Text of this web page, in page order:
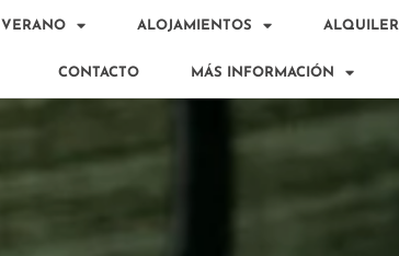
VERANO ALOJAMIENTOS ALQUILER
CONTACTO MÁS INFORMACIÓN